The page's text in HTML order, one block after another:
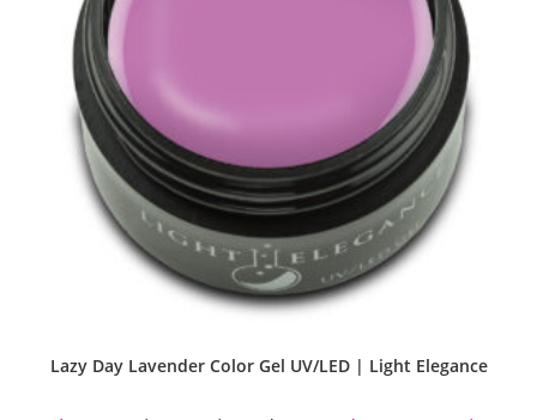
Lazy Day Lavender Color Gel UV/LED | Light Elegance